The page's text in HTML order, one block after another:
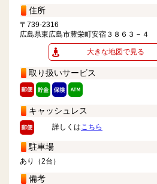
住所
〒739-2316
広島県東広島市豊栄町安宿３８６３－４
大きな地図で見る
取り扱いサービス
キャッシュレス
詳しくはこちら
駐車場
あり（2台）
備考